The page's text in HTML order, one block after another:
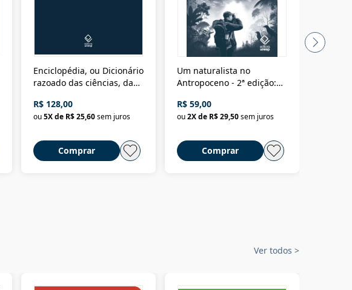
Enciclopédia, ou Dicionário
razoado das ciências, das
Civilização material
R$ 128,00
ou5X de R$ 25,60sem juros
Comprar
Um naturalista no
Antropoceno - 2ª edição:
selvagem
R$ 59,00
ou2X de R$ 29,50sem juros
Comprar
Ver todos >